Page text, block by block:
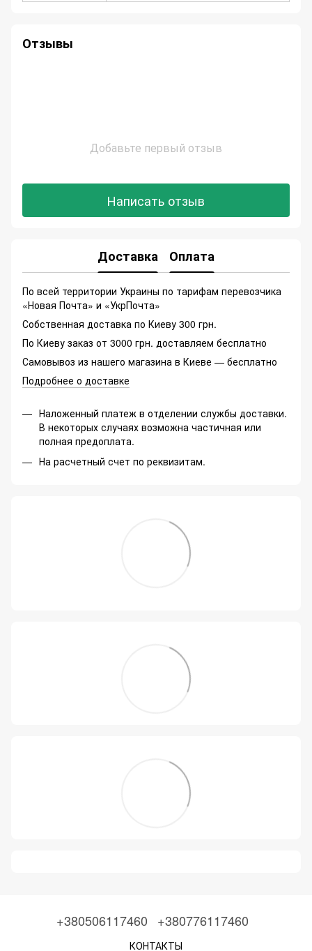
Отзывы
Добавьте первый отзыв
Написать отзыв
Доставка Оплата
По всей территории Украины по тарифам перевозчика
«Новая Почта» и «УкрПочта»
Собственная доставка по Киеву 300 грн.
По Киеву заказ от 3000 грн. доставляем бесплатно
Самовывоз из нашего магазина в Киеве — бесплатно
Подробнее о доставке
Наложенный платеж в отделении службы доставки.
В некоторых случаях возможна частичная или
полная предоплата.
На расчетный счет по реквизитам.
+380506117460 +380776117460
КОНТАКТЫ